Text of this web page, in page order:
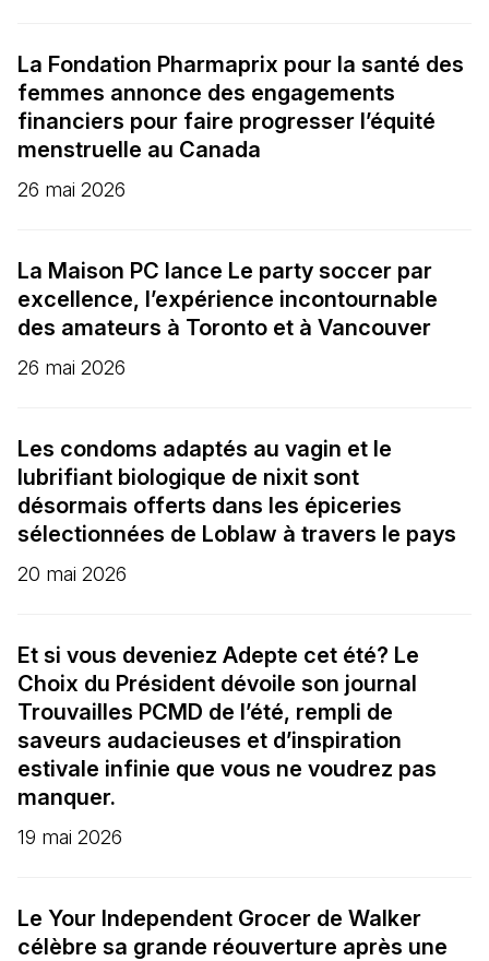
La Fondation Pharmaprix pour la santé des
femmes annonce des engagements
financiers pour faire progresser l’équité
menstruelle au Canada
26 mai 2026
La Maison PC lance Le party soccer par
excellence, l’expérience incontournable
des amateurs à Toronto et à Vancouver
26 mai 2026
Les condoms adaptés au vagin et le
lubrifiant biologique de nixit sont
désormais offerts dans les épiceries
sélectionnées de Loblaw à travers le pays
20 mai 2026
Et si vous deveniez Adepte cet été? Le
Choix du Président dévoile son journal
Trouvailles PCMD de l’été, rempli de
saveurs audacieuses et d’inspiration
estivale infinie que vous ne voudrez pas
manquer.
19 mai 2026
Le Your Independent Grocer de Walker
célèbre sa grande réouverture après une